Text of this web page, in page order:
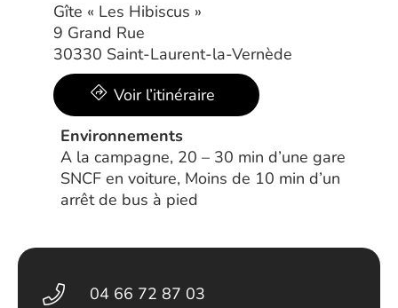
Gîte « Les Hibiscus »
9 Grand Rue
30330 Saint-Laurent-la-Vernède
Voir l’itinéraire
Environnements
A la campagne, 20 – 30 min d’une gare
SNCF en voiture, Moins de 10 min d’un
arrêt de bus à pied
04 66 72 87 03